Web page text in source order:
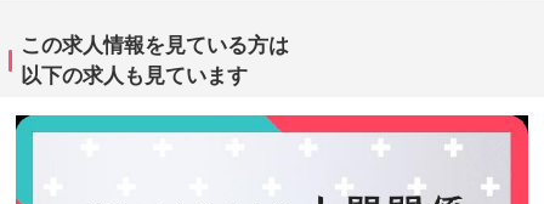
この求人情報を見ている方は
以下の求人も見ています